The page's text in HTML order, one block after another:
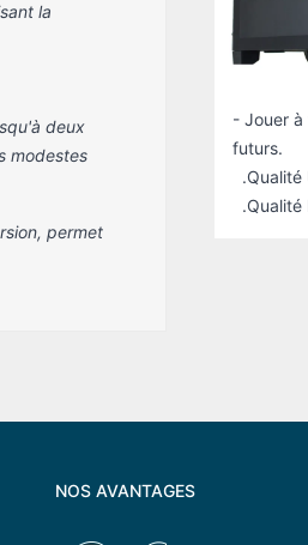
la
deux
modestes
permet
les jeux actuels et
- Jouer à
futurs.
.Qualité
NOS AVANTAGES